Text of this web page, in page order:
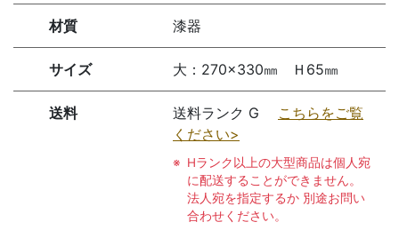
材質 漆器
サイズ 大：270×330㎜ Ｈ65㎜
送料 送料ランク G こちらをご覧
ください>
Hランク以上の大型商品は個人宛
に配送することができません。
法人宛を指定するか 別途お問い
合わせください。